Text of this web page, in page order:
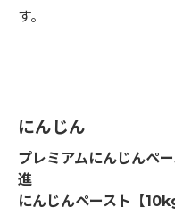
す。
にんじん
プレミアムにんじんペ
進
にんじんペースト【